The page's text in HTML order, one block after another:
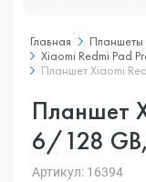
Главная Планшеты
Xiaomi Redmi Pad
Планшет Xiaomi
Планшет
6/128
Артикул: 16394